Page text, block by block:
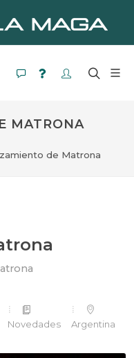
MATRONA
de Matrona
Novedades Argentina